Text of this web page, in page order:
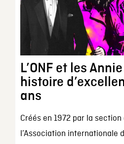
L’ONF et les
histoire
ans
Créés en 1972 par la
l’Association internationale